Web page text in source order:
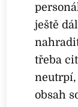
ještě
třeba
neutrpí,
obsah